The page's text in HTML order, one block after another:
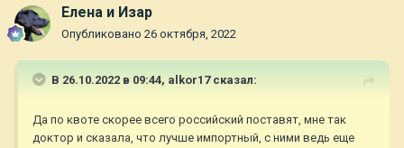
Елена и Изар
Опубликовано 26 октября, 2022
В 26.10.2022 в 09:44, alkor17сказал:
Да по квоте скорее всего российский поставят, мне так
доктор и сказала, что лучше импортный, с ними ведь еще